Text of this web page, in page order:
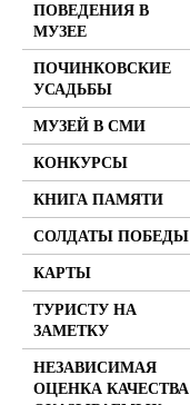
ПОВЕДЕНИЯ В
МУЗЕЕ
ПОЧИНКОВСКИЕ
УСАДЬБЫ
МУЗЕЙ В СМИ
КОНКУРСЫ
КНИГА ПАМЯТИ
СОЛДАТЫ ПОБЕДЫ
КАРТЫ
ТУРИСТУ НА
ЗАМЕТКУ
НЕЗАВИСИМАЯ
ОЦЕНКА КАЧЕСТВА